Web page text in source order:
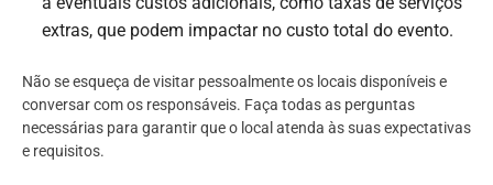
extras, que podem impactar no custo total do evento.
Não se esqueça de visitar pessoalmente os locais disponíveis e
conversar com os responsáveis. Faça todas as perguntas
necessárias para garantir que o local atenda às suas expectativas
e requisitos.